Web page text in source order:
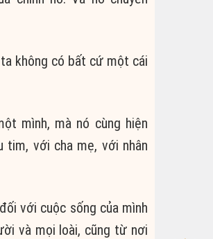
không có bất cứ một cái
mình, mà nó cùng hiện
tim, với cha mẹ, với nhân
với cuộc sống của mình
và mọi loài, cũng từ nơi